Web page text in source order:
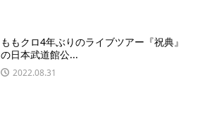
ももクロ4年ぶりのライブツアー『祝典』
の日本武道館公...
2022.08.31